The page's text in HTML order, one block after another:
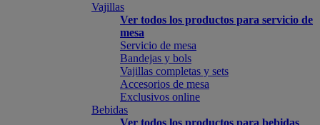
Vajillas
Ver todos los productos para servicio de
mesa
Servicio de mesa
Bandejas y bols
Vajillas completas y sets
Accesorios de mesa
Exclusivos online
Bebidas
Ver todos los productos para bebidas